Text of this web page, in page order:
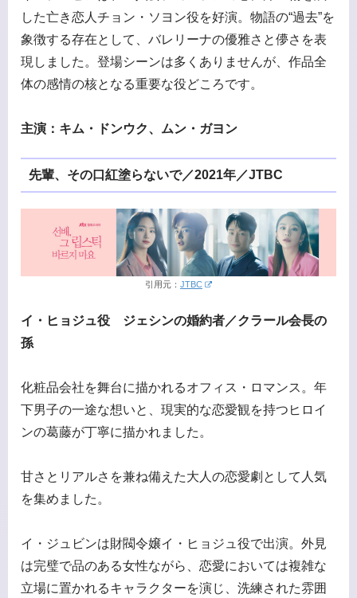
した亡き恋人チョン・ソヨン役を好演。物語の“過去”を
象徴する存在として、バレリーナの優雅さと儚さを表
現しました。登場シーンは多くありませんが、作品全
体の感情の核となる重要な役どころです。
主演：キム・ドンウク、ムン・ガヨン
先輩、その口紅塗らないで／2021年／JTBC
引用元： JTBC
イ・ヒョジュ役 ジェシンの婚約者／クラール会長の
孫
化粧品会社を舞台に描かれるオフィス・ロマンス。年
下男子の一途な想いと、現実的な恋愛観を持つヒロイ
ンの葛藤が丁寧に描かれました。
甘さとリアルさを兼ね備えた大人の恋愛劇として人気
を集めました。
イ・ジュビンは財閥令嬢イ・ヒョジュ役で出演。外見
は完璧で品のある女性ながら、恋愛においては複雑な
立場に置かれるキャラクターを演じ、洗練された雰囲